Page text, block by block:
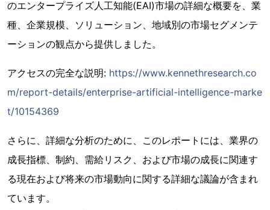
のエンタープライズ人工知能(EAI)市場の詳細な概要を、業
種、企業規模、ソリューション、地域別の市場セグメンテ
ーションの観点から提供しました。
アクセスの完全な説明: https://www.kennethresearch.co
m/report-details/enterprise-artificial-intelligence-marke
t/10154369
さらに、詳細な分析のために、このレポートには、業界の
成長指標、制約、需給リスク、および市場の成長に関連す
る現在および将来の市場動向に関する詳細な議論が含まれ
ています。